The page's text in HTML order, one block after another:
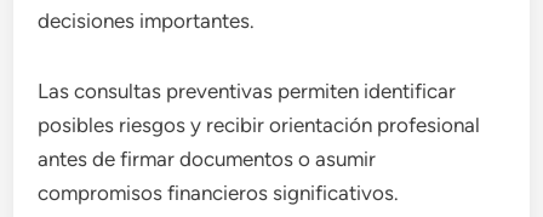
decisiones importantes.
Las consultas preventivas permiten identificar
posibles riesgos y recibir orientación profesional
antes de firmar documentos o asumir
compromisos financieros significativos.